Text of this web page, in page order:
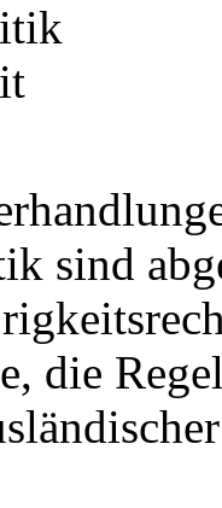
sind
die